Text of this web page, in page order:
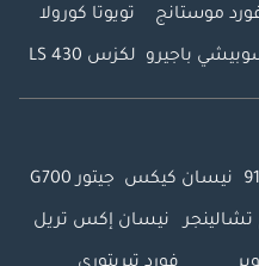
موستانج تويوتا كورولا
باجيرو لكزس LS 430
نيسان كيكس جيتور G700
تشالينجر نيسان إكس تريل